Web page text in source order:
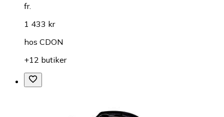
fr.
1 433 kr
hos CDON
+12 butiker